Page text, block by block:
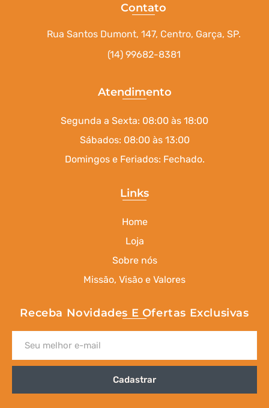
Contato
Rua Santos Dumont, 147, Centro, Garça, SP.
(14) 99682-8381
Atendimento
Segunda a Sexta: 08:00 às 18:00
Sábados: 08:00 às 13:00
Domingos e Feriados: Fechado.
Links
Home
Loja
Sobre nós
Missão, Visão e Valores
Receba Novidades E Ofertas Exclusivas
Cadastrar